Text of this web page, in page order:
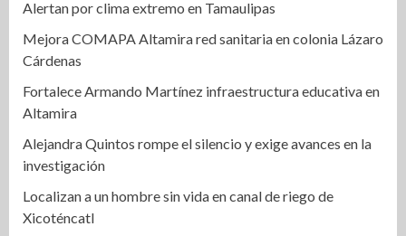
Alertan por clima extremo en Tamaulipas
Mejora COMAPA Altamira red sanitaria en colonia Lázaro
Cárdenas
Fortalece Armando Martínez infraestructura educativa en
Altamira
Alejandra Quintos rompe el silencio y exige avances en la
investigación
Localizan a un hombre sin vida en canal de riego de
Xicoténcatl